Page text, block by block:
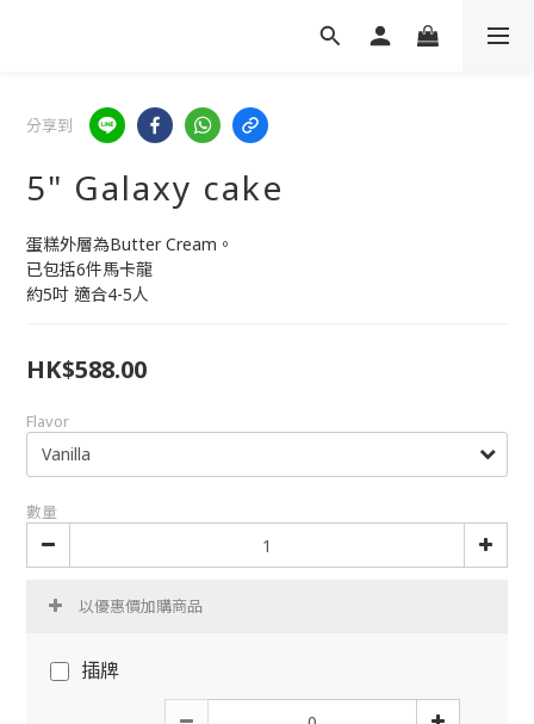
分享到
5" Galaxy cake
蛋糕外層為Butter Cream。
已包括6件馬卡龍
約5吋 適合4-5人
HK$588.00
Flavor
數量
以優惠價加購商品
插牌